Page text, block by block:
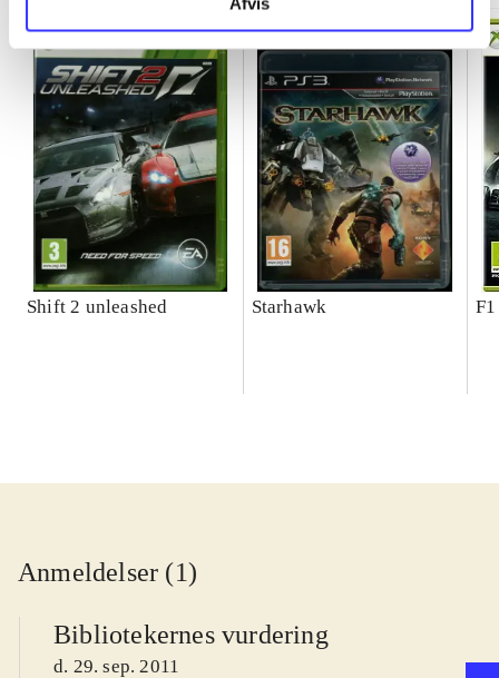
Shift 2 unleashed Starhawk
Anmeldelser (1)
Bibliotekernes vurdering
d. 29. sep. 2011